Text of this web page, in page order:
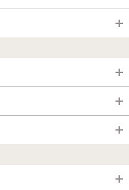
ＵＸ ＨＯＴＥＬ
トリー
トリー
リゾート
ＵＸ ＨＯＴＥＬ